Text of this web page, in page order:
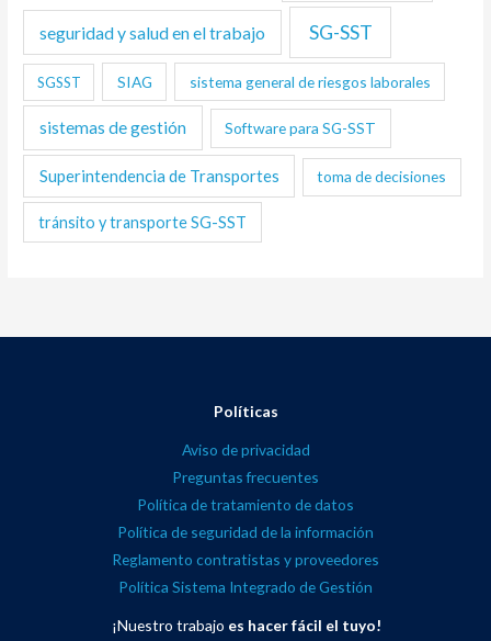
seguridad y salud en el trabajo SG-SST
SGSST SIAG sistema general de riesgos laborales
sistemas de gestión Software para SG-SST
Superintendencia de Transportes toma de decisiones
tránsito y transporte SG-SST
Políticas
Aviso de privacidad
Preguntas frecuentes
Política de tratamiento de datos
Política de seguridad de la información
Reglamento contratistas y proveedores
Política Sistema Integrado de Gestión
¡Nuestro trabajo es hacer fácil el tuyo!